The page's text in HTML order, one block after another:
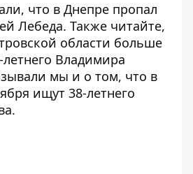
что в Днепре пропал
Лебеда. Также читайте,
области больше
Владимира
мы и о том, что в
ищут 38-летнего
.